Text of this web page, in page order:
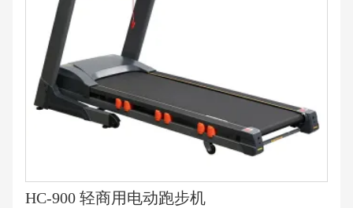
HC-900 轻商用电动跑步机